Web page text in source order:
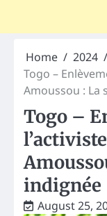
Home 2024
Togo –
Amoussou : La
Togo –
indignée
August 25,